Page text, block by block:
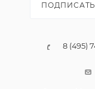
8 (495)